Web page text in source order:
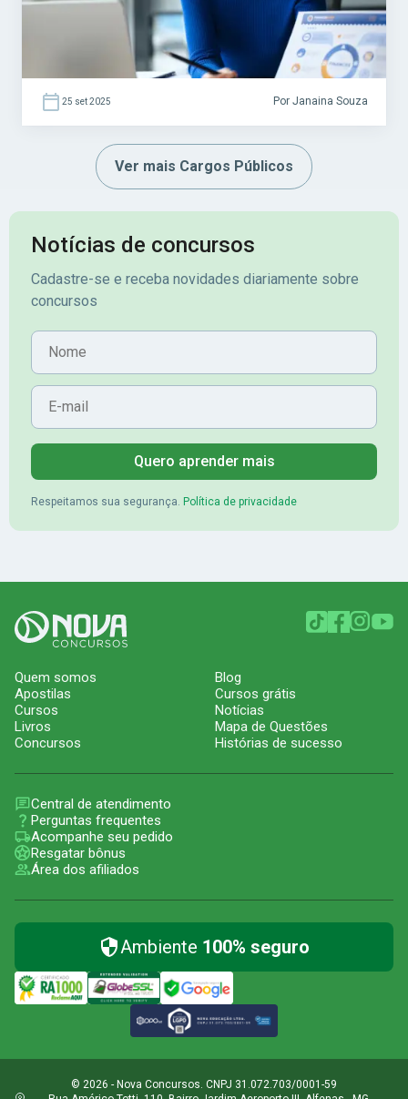
Acesse agora […]
25 set 2025 Por Janaina Souza
Ver mais Cargos Públicos
Notícias de concursos
Cadastre-se e receba novidades diariamente sobre
concursos
Nome
E-mail
Quero aprender mais
Respeitamos sua segurança. Política de privacidade
Quem somos
Apostilas
Cursos
Livros
Concursos
Blog
Cursos grátis
Notícias
Mapa de Questões
Histórias de sucesso
Central de atendimento
Perguntas frequentes
Acompanhe seu pedido
Resgatar bônus
Área dos afiliados
Ambiente 100% seguro
© 2026 - Nova Concursos. CNPJ 31.072.703/0001-59